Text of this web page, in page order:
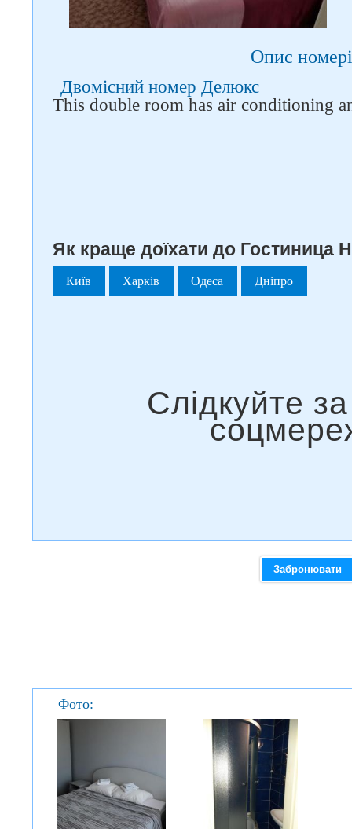
Опис
Двомісний номер Делюкс
This double room has air conditioning
Як краще доїхати до Гостиница
Київ Харків Одеса Дніпро
Забронювати
Фото: